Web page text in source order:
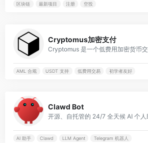
区块链 最新项目 注册 空投
Cryptomus加密支付
AML 合规 USDT 支持 低费用交易 初学者友好
Clawd Bot
AI 助手 Clawd LLM Agent Telegram 机器人